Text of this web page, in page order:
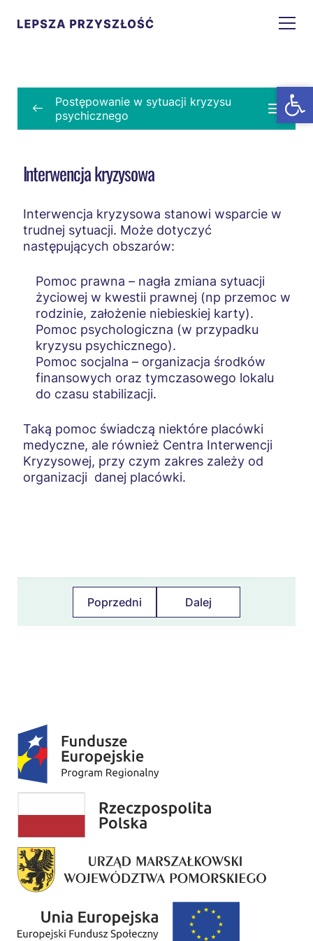
Cechy kryzysu psychicznego
Cechy zaburzeń psychicznych
Pierwsza pomoc
Czego nie robić
Formy pomocy
Asystent zdrowienia
Dziecko w kryzysie
Rola nauczyciela
Drogi pomocy
Nieobecność w szkole
Postępowanie w sytuacji kryzysu
psychicznego
Interwencja kryzysowa
Interwencja kryzysowa stanowi wsparcie w
trudnej sytuacji. Może dotyczyć
następujących obszarów:
Pomoc prawna – nagła zmiana sytuacji
życiowej w kwestii prawnej (np przemoc w
rodzinie, założenie niebieskiej karty).
Pomoc psychologiczna (w przypadku
kryzysu psychicznego).
Pomoc socjalna – organizacja środków
finansowych oraz tymczasowego lokalu
do czasu stabilizacji.
Taką pomoc świadczą niektóre placówki
medyczne, ale również Centra Interwencji
Kryzysowej, przy czym zakres zależy od
organizacji danej placówki.
Poprzedni Dalej